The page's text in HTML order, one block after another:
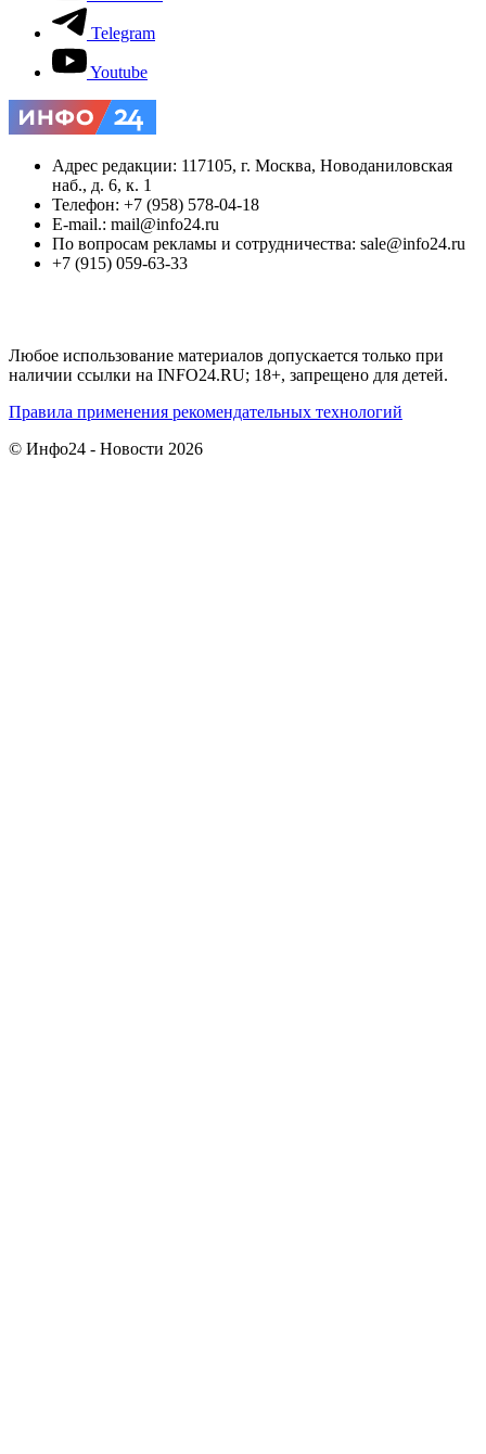
Telegram
Youtube
Адрес редакции: 117105, г. Москва, Новоданиловская
наб., д. 6, к. 1
Телефон: +7 (958) 578-04-18
E-mail.: mail@info24.ru
По вопросам рекламы и сотрудничества: sale@info24.ru
+7 (915) 059-63-33
Любое использование материалов допускается только при
наличии ссылки на INFO24.RU; 18+, запрещено для детей.
Правила применения рекомендательных технологий
© Инфо24 - Новости 2026